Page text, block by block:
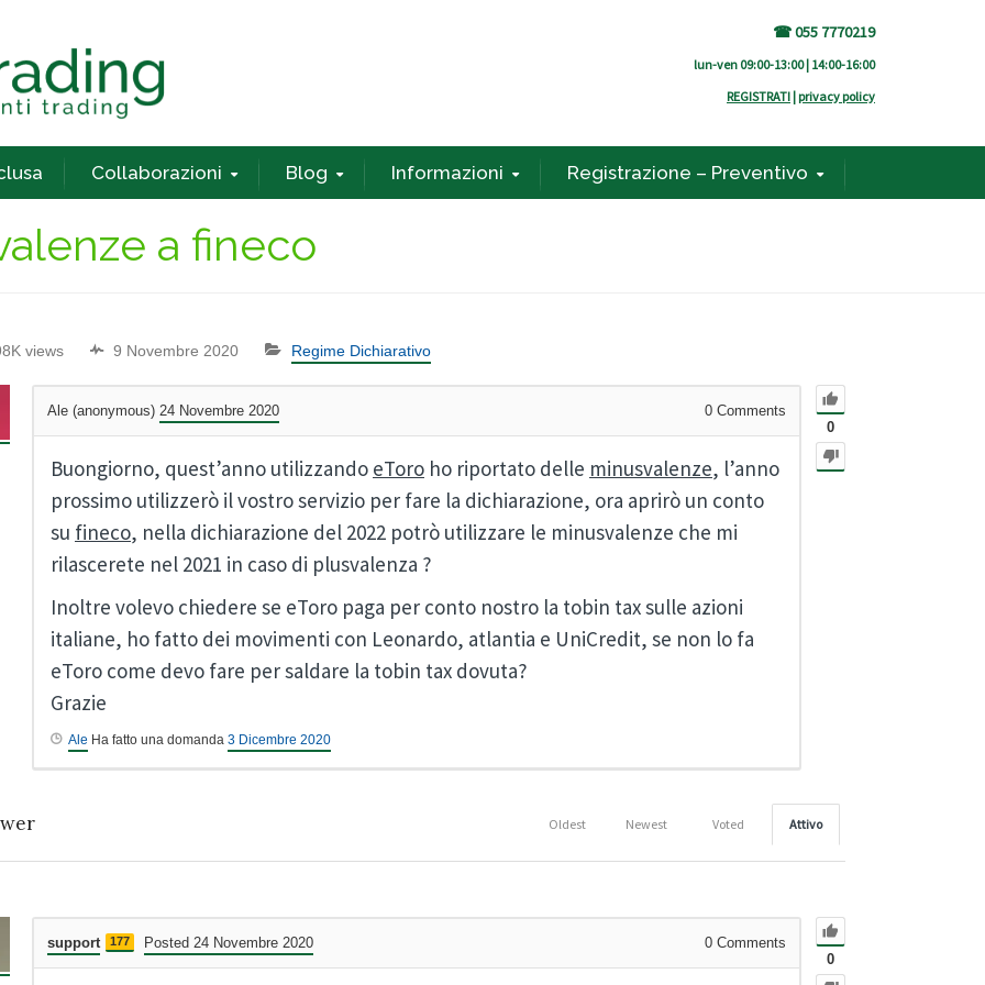
☎ 055 7770219
lun-ven 09:00-13:00 | 14:00-16:00
REGISTRATI | privacy policy
Collaborazioni Blog Informazioni Registrazione – Preventivo
a fineco
views 9 Novembre 2020 Regime Dichiarativo
0
Ale (anonymous) 24 Novembre 2020 0 Comments
Buongiorno, quest’anno utilizzando eToro ho riportato delle minusvalenze, l’anno
prossimo utilizzerò il vostro servizio per fare la dichiarazione, ora aprirò un conto
su fineco, nella dichiarazione del 2022 potrò utilizzare le minusvalenze che mi
rilascerete nel 2021 in caso di plusvalenza ?
Inoltre volevo chiedere se eToro paga per conto nostro la tobin tax sulle azioni
italiane, ho fatto dei movimenti con Leonardo, atlantia e UniCredit, se non lo fa
eToro come devo fare per saldare la tobin tax dovuta?
Grazie
Ale Ha fatto una domanda 3 Dicembre 2020
Attivo
Voted
Newest
Oldest
0
support 177 Posted 24 Novembre 2020 0 Comments